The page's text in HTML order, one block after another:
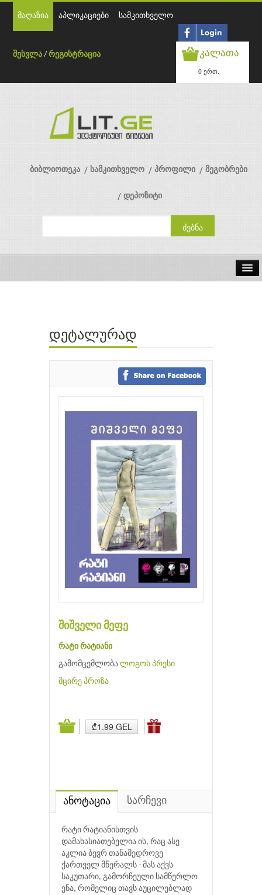
მაღაზია აპლიკაციები სამკითხველო
შესვლა /რეგისტრაცია კალათა
0 ერთ.
ბიბლიოთეკა სამკითხველო პროფილი მეგობრები
დეპოზიტი
ავტორები
გამომცემლობები
დეტალურად
შიშველი მეფე
რატი რატიანი
გამომცემლობა ლოგოს პრესი
მცირე პროზა
₾1.99 GEL
ანოტაცია სარჩევი
რატი რატიანისთვის
დამახასიათებელია ის, რაც ასე
აკლია ბევრ თანამედროვე
ქართველ მწერალს - მას აქვს
საკუთარი, გამორჩეული სამწერლო
ენა, რომელიც თავს აუცილებლად